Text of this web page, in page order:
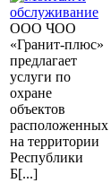
ООО ЧОО
«Гранит-плюс»
предлагает
услуги по
охране
объектов
расположенных
на территории
Республики
Б[...]